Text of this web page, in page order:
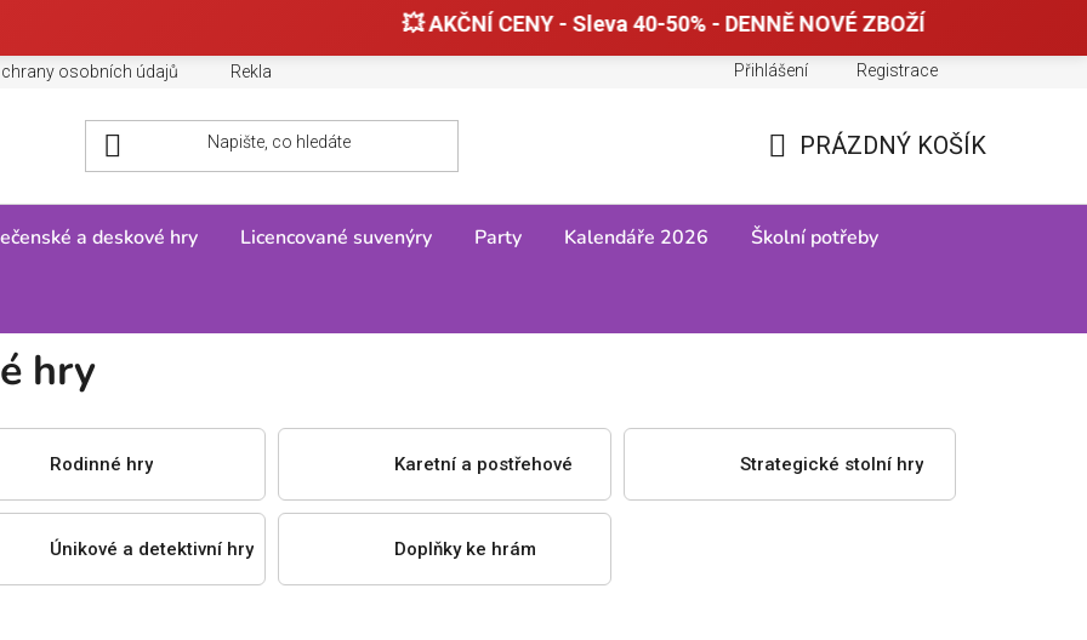
💥 AKČNÍ CENY - Sleva 40-50% - DENNĚ NOVÉ ZBOŽÍ
osobních údajů Reklamace, výměny a vrácení zboží Tabulky velikostí
Přihlášení Registrace
KOŠÍK
PRÁZDNÝ KOŠÍK
a deskové hry Licencované suvenýry Party Kalendáře 2026 Školní potřeby
hry
Rodinné hry Karetní a postřehové Strategické stolní hry
Únikové a detektivní hry Doplňky ke hrám